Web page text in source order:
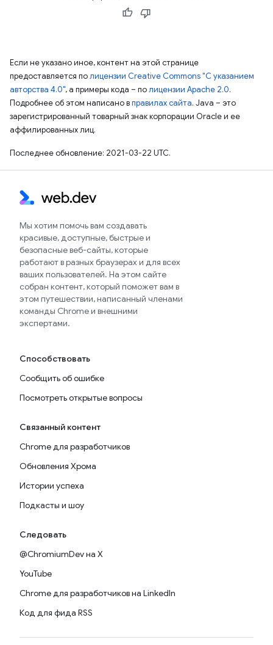
Если не указано иное, контент на этой странице
предоставляется полицензии Creative Commons "С указанием
авторства 4.0", а примеры кода – полицензии Apache 2.0.
Подробнее об этом написано вправилах сайта. Java – это
зарегистрированный товарный знак корпорации Oracle и ее
аффилированных лиц.
Последнее обновление: 2021-03-22 UTC.
Мы хотим помочь вам создавать
красивые, доступные, быстрые и
безопасные веб-сайты, которые
работают в разных браузерах и для всех
ваших пользователей. На этом сайте
собран контент, который поможет вам в
этом путешествии, написанный членами
команды Chrome и внешними
экспертами.
Способствовать
Сообщить об ошибке
Посмотреть открытые вопросы
Связанный контент
Chrome для разработчиков
Обновления Хрома
Истории успеха
Подкасты и шоу
Следовать
@ChromiumDev на X
YouTube
Chrome для разработчиков на LinkedIn
Код для фида RSS